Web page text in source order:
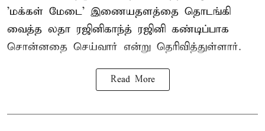
'மக்கள் மேடை' இணையதளத்தை தொடங்கி
வைத்த லதா ரஜினிகாந்த் ரஜினி கண்டிப்பாக
சொன்னதை செய்வார் என்று தெரிவித்துள்ளார்.
Read More